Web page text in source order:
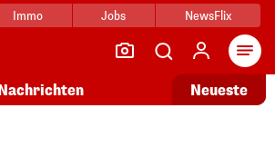
Immo Jobs NewsFlix
Neueste